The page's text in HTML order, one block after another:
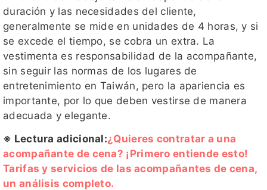
duración y las necesidades del cliente,
generalmente se mide en unidades de 4 horas, y si
se excede el tiempo, se cobra un extra. La
vestimenta es responsabilidad de la acompañante,
sin seguir las normas de los lugares de
entretenimiento en Taiwán, pero la apariencia es
importante, por lo que deben vestirse de manera
adecuada y elegante.
※ Lectura adicional:¿Quieres contratar a una
acompañante de cena? ¡Primero entiende esto!
Tarifas y servicios de las acompañantes de cena,
un análisis completo.